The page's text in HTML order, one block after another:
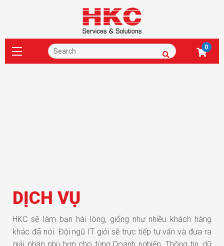
0
DỊCH VỤ
HKC sẽ làm bạn hài lòng, giống như nhiều khách hàng
khác đã nói. Đội ngũ IT giỏi sẽ trực tiếp tư vấn và đưa ra